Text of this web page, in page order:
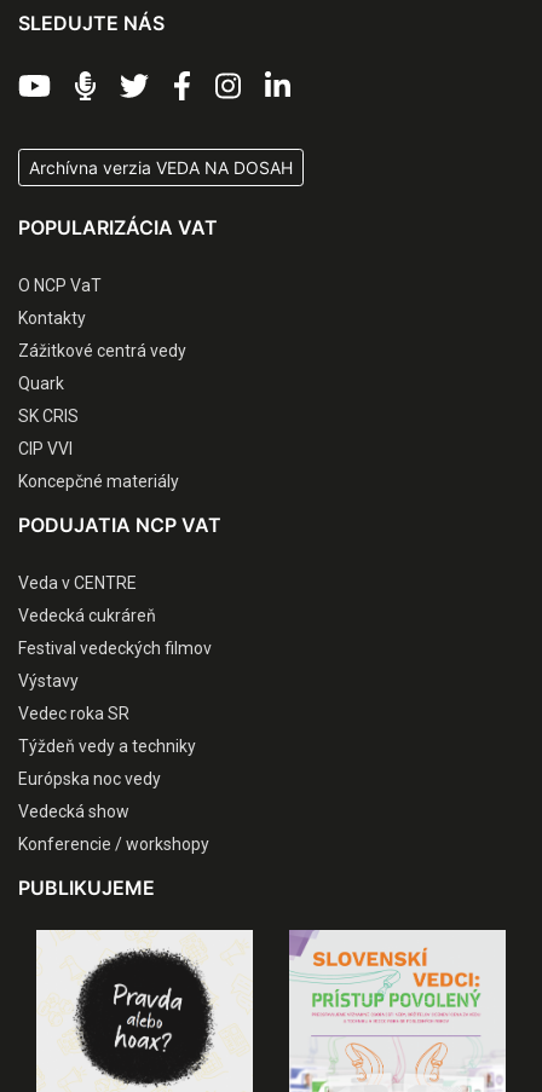
SLEDUJTE NÁS
Archívna verzia VEDA NA DOSAH
POPULARIZÁCIA VAT
O NCP VaT
Kontakty
Zážitkové centrá vedy
Quark
SK CRIS
CIP VVI
Koncepčné materiály
PODUJATIA NCP VAT
Veda v CENTRE
Vedecká cukráreň
Festival vedeckých filmov
Výstavy
Vedec roka SR
Týždeň vedy a techniky
Európska noc vedy
Vedecká show
Konferencie / workshopy
PUBLIKUJEME